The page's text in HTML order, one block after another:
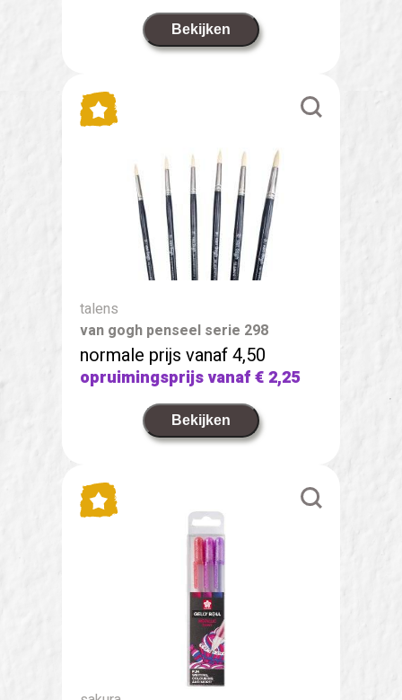
Bekijken
talens
van gogh penseel serie 298
normale prijs vanaf 4,50
opruimingsprijs vanaf€ 2,25
Bekijken